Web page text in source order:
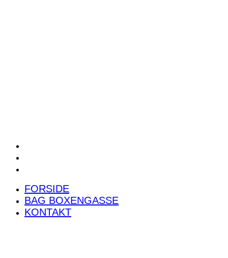
FORSIDE
BAG BOXENGASSE
KONTAKT